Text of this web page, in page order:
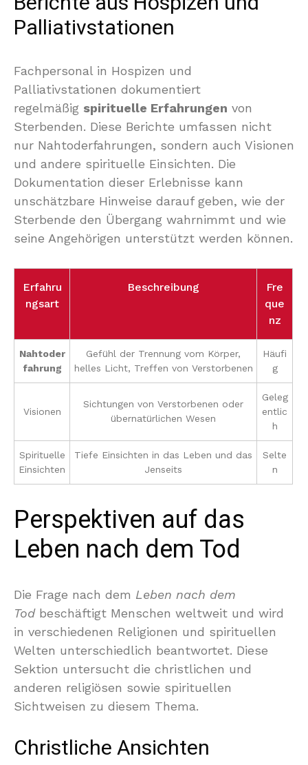
Palliativstationen
Fachpersonal in Hospizen und
Palliativstationen dokumentiert
regelmäßig spirituelle Erfahrungen von
Sterbenden. Diese Berichte umfassen nicht
nur Nahtoderfahrungen, sondern auch Visionen
und andere spirituelle Einsichten. Die
Dokumentation dieser Erlebnisse kann
unschätzbare Hinweise darauf geben, wie der
Sterbende den Übergang wahrnimmt und wie
seine Angehörigen unterstützt werden können.
Erfahru
ngsart
Beschreibung
Fre
que
nz
Nahtoder
fahrung
Gefühl der Trennung vom Körper,
helles Licht, Treffen von Verstorbenen
Häufi
g
Visionen
Sichtungen von Verstorbenen oder
übernatürlichen Wesen
Geleg
entlic
h
Spirituelle
Einsichten
Tiefe Einsichten in das Leben und das
Jenseits
Selte
n
Perspektiven auf das
Leben nach dem Tod
Die Frage nach dem Leben nach dem
Todbeschäftigt Menschen weltweit und wird
in verschiedenen Religionen und spirituellen
Welten unterschiedlich beantwortet. Diese
Sektion untersucht die christlichen und
anderen religiösen sowie spirituellen
Sichtweisen zu diesem Thema.
Christliche Ansichten